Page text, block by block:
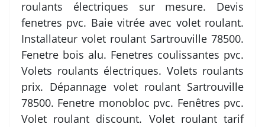
roulants électriques sur mesure. Devis
fenetres pvc. Baie vitrée avec volet roulant.
Installateur volet roulant Sartrouville 78500.
Fenetre bois alu. Fenetres coulissantes pvc.
Volets roulants électriques. Volets roulants
prix. Dépannage volet roulant Sartrouville
78500. Fenetre monobloc pvc. Fenêtres pvc.
Volet roulant discount. Volet roulant tarif